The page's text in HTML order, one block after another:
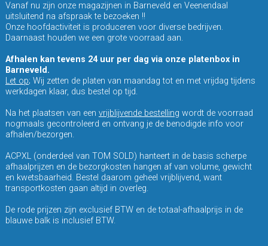
Vanaf nu zijn onze magazijnen in Barneveld en Veenendaal
uitsluitend na afspraak te bezoeken !!
Onze hoofdactiviteit is produceren voor diverse bedrijven.
Daarnaast houden we een grote voorraad aan.
Afhalen kan tevens 24 uur per dag via onze platenbox in
Barneveld.
Let op; Wij zetten de platen van maandag tot en met vrijdag tijdens
werkdagen klaar, dus bestel op tijd.
Na het plaatsen van een vrijblijvende bestelling wordt de voorraad
nogmaals gecontroleerd en ontvang je de benodigde info voor
afhalen/bezorgen.
ACPXL (onderdeel van TOM SOLD) hanteert in de basis scherpe
afhaalprijzen en de bezorgkosten hangen af van volume, gewicht
en kwetsbaarheid. Bestel daarom geheel vrijblijvend, want
transportkosten gaan altijd in overleg.
De rode prijzen zijn exclusief BTW en de totaal-afhaalprijs in de
blauwe balk is inclusief BTW.